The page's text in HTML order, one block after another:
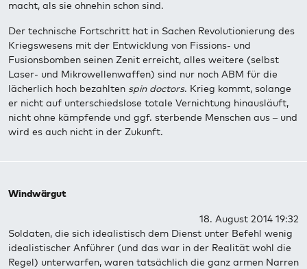
macht, als sie ohnehin schon sind.
Der technische Fortschritt hat in Sachen Revolutionierung des
Kriegswesens mit der Entwicklung von Fissions- und
Fusionsbomben seinen Zenit erreicht, alles weitere (selbst
Laser- und Mikrowellenwaffen) sind nur noch ABM für die
lächerlich hoch bezahlten spin doctors. Krieg kommt, solange
er nicht auf unterschiedslose totale Vernichtung hinausläuft,
nicht ohne kämpfende und ggf. sterbende Menschen aus – und
wird es auch nicht in der Zukunft.
Windwärgut
18. August 2014 19:32
Soldaten, die sich idealistisch dem Dienst unter Befehl wenig
idealistischer Anführer (und das war in der Realität wohl die
Regel) unterwarfen, waren tatsächlich die ganz armen Narren